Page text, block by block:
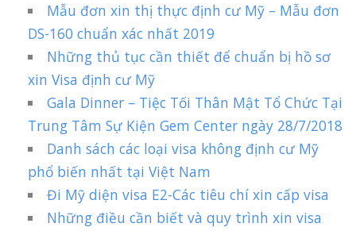
Mẫu đơn xin thị thực định cư Mỹ – Mẫu đơn
DS-160 chuẩn xác nhất 2019
Những thủ tục cần thiết để chuẩn bị hồ sơ
xin Visa định cư Mỹ
Gala Dinner – Tiệc Tối Thân Mật Tổ Chức Tại
Trung Tâm Sự Kiện Gem Center ngày 28/7/2018
Danh sách các loại visa không định cư Mỹ
phổ biến nhất tại Việt Nam
Đi Mỹ diện visa E2-Các tiêu chí xin cấp visa
Những điều cần biết và quy trình xin visa